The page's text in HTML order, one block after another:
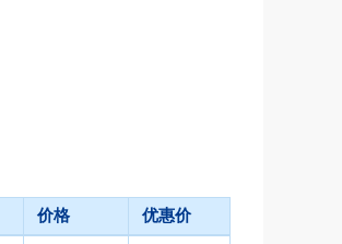
价格 优惠价